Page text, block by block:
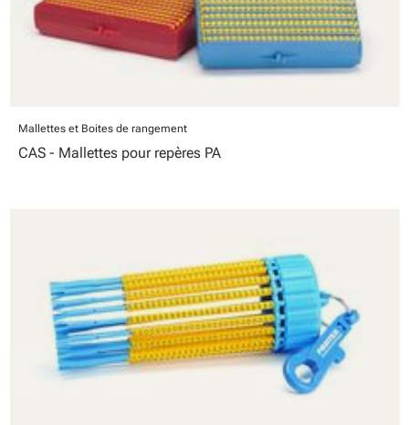
Mallettes et Boites de rangement
CAS - Mallettes pour repères PA